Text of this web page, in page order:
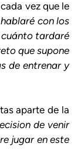
vez que le
con los
tardaré
que supone
de entrenar y
aparte de la
de venir
jugar en este